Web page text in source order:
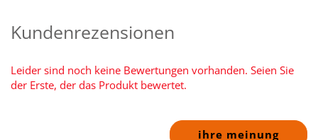
Kundenrezensionen
Leider sind noch keine Bewertungen vorhanden. Seien Sie
der Erste, der das Produkt bewertet.
ihre meinung